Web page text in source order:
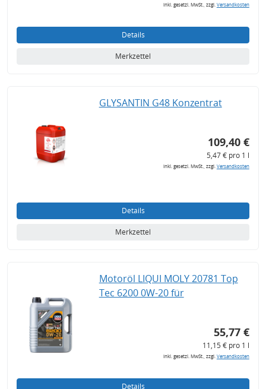
inkl. gesetzl. MwSt., zzgl.Versandkosten
Details
Merkzettel
GLYSANTIN G48 Konzentrat
109,40 €
5,47 € pro 1 l
inkl. gesetzl. MwSt., zzgl.Versandkosten
Details
Merkzettel
Motoröl LIQUI MOLY 20781 Top
Tec 6200 0W-20 für
55,77 €
11,15 € pro 1 l
inkl. gesetzl. MwSt., zzgl.Versandkosten
Details